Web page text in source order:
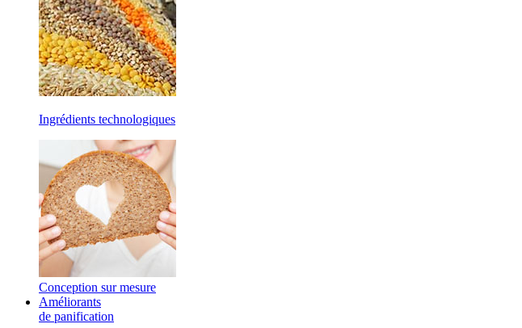
Ingrédients technologiques
Conception sur mesure
Améliorants
de panification